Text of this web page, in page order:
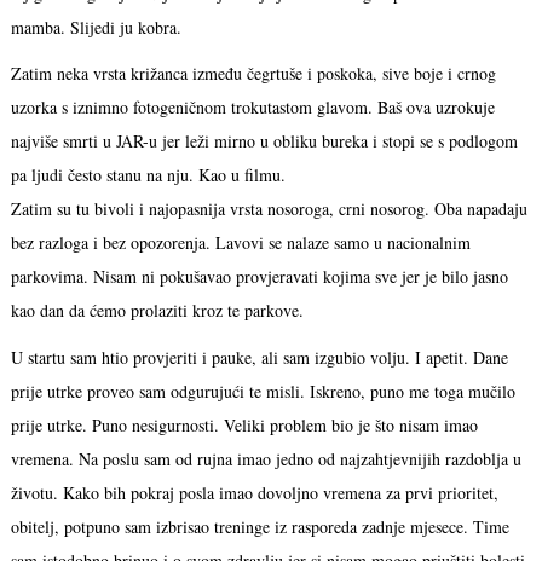
mamba. Slijedi ju kobra.
Zatim neka vrsta križanca između čegrtuše i poskoka, sive boje i crnog
uzorka s iznimno fotogeničnom trokutastom glavom. Baš ova uzrokuje
najviše smrti u JAR-u jer leži mirno u obliku bureka i stopi se s podlogom
pa ljudi često stanu na nju. Kao u filmu.
Zatim su tu bivoli i najopasnija vrsta nosoroga, crni nosorog. Oba napadaju
bez razloga i bez opozorenja. Lavovi se nalaze samo u nacionalnim
parkovima. Nisam ni pokušavao provjeravati kojima sve jer je bilo jasno
kao dan da ćemo prolaziti kroz te parkove.
U startu sam htio provjeriti i pauke, ali sam izgubio volju. I apetit. Dane
prije utrke proveo sam odgurujući te misli. Iskreno, puno me toga mučilo
prije utrke. Puno nesigurnosti. Veliki problem bio je što nisam imao
vremena. Na poslu sam od rujna imao jedno od najzahtjevnijih razdoblja u
životu. Kako bih pokraj posla imao dovoljno vremena za prvi prioritet,
obitelj, potpuno sam izbrisao treninge iz rasporeda zadnje mjesece. Time